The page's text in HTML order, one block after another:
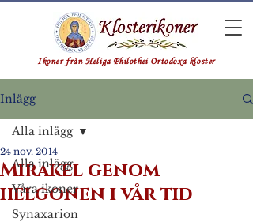
Ikoner från Heliga Philothei Ortodoxa kloster
Inlägg
Alla inlägg
Våra ikoner
Synaxarion
Alla inlägg
Mirakel genom
helgonen i vår tid
24 nov. 2014